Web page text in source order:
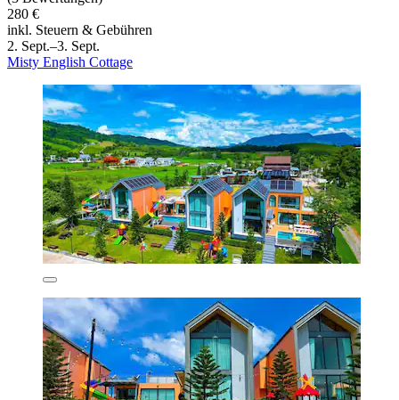
280 €
inkl. Steuern & Gebühren
2. Sept.–3. Sept.
Misty English Cottage